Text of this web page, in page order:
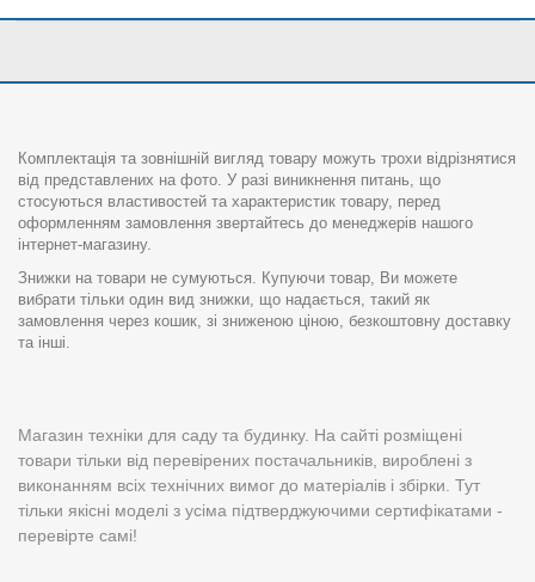
Комплектація та зовнішній вигляд товару можуть трохи відрізнятися
від представлених на фото. У разі виникнення питань, що
стосуються властивостей та характеристик товару, перед
оформленням замовлення звертайтесь до менеджерів нашого
інтернет-магазину.
Знижки на товари не сумуються. Купуючи товар, Ви можете
вибрати тільки один вид знижки, що надається, такий як
замовлення через кошик, зі зниженою ціною, безкоштовну доставку
та інші.
Магазин техніки для саду та будинку. На сайті розміщені
товари тільки від перевірених постачальників, вироблені з
виконанням всіх технічних вимог до матеріалів і збірки. Тут
тільки якісні моделі з усіма підтверджуючими сертифікатами -
перевірте самі!